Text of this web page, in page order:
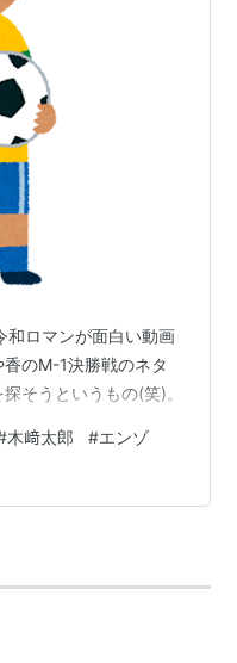
和ロマンが面白い動画
のM-1決勝戦のネタ
そうというもの(笑)。
木﨑太郎 #エンゾ